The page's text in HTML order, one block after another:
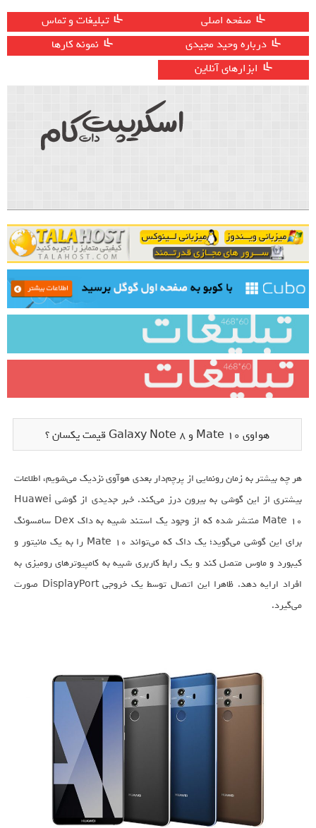
صفحه اصلی
تبلیغات و تماس
درباره وحید مجیدی
نمونه کارها
ابزارهای آنلاین
هواوی Mate 10 و Galaxy Note 8 قیمت یکسان ؟
هر چه بیشتر به زمان رونمایی از پرچم‌دار بعدی هوآوی نزدیک می‌شویم، اطلاعات
بیشتری از این گوشی به بیرون درز می‌کند. خبر جدیدی از گوشی Huawei
Mate 10 منتشر شده که از وجود یک استند شبیه به داک Dex سامسونگ
برای این گوشی می‌گوید؛ یک داک که می‌تواند Mate 10 را به یک مانیتور و
کیبورد و ماوس متصل کند و یک رابط کاربری شبیه به کامپیوترهای رومیزی به
افراد ارایه دهد. ظاهرا این اتصال توسط یک خروجی DisplayPort صورت
می‌گیرد.